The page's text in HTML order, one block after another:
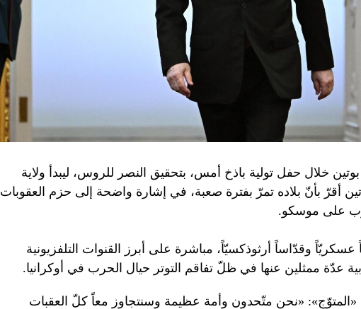
خلال حفل تولية باذخ أمس، بتحقيق النصر للروس، ليبدأ ولاية
أقرّ بأنّ بلاده تمرّ بفترة صعبة، في إشارة واضحة إلى حزم العقوبات
على موسكو.
وقدّاساً أرثوذكسيّاً، مباشرة على أبرز القنوات التلفزيونية
عدّة ممثلين عنها في ظلّ تفاقم التوتر حيال الحرب في أوكرانيا.
«المتوّج»: «نحن متّحدون وأمة عظيمة وسنتجاوز معاً كلّ العقبات